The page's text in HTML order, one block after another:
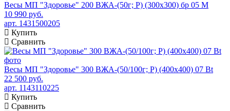
Весы МП "Здоровье" 200 ВЖА-(50г; Р) (300х300) бр 05 М
10 990 руб.
арт. 1431500205
Купить
Сравнить
Весы МП "Здоровье" 300 ВЖА-(50/100г; Р) (400х400) 07 Bt
22 500 руб.
арт. 1143110225
Купить
Сравнить